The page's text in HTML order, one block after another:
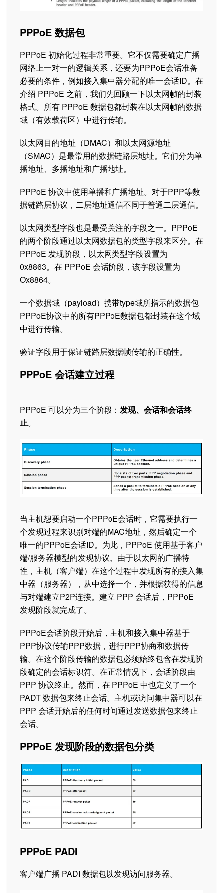
PPPoE 数据包
PPPoE 初始化过程非常重要。它不仅需要确定广播
网络上一对一的逻辑关系，还要为PPPoE会话准备
必要的条件，例如接入集中器分配的唯一会话ID。在
介绍 PPPoE 之前，我们先回顾一下以太网帧的封装
格式。所有 PPPoE 数据包都封装在以太网帧的数据
域（有效载荷区）中进行传输。
以太网目的地址（DMAC）和以太网源地址
（SMAC）是最常用的数据链路层地址。它们分为单
播地址、多播地址和广播地址。
PPPoE 协议中使用单播和广播地址。对于PPP等数
据链路层协议，二层地址通信不同于普通二层通信。
以太网类型字段也是最受关注的字段之一。PPPoE
的两个阶段通过以太网数据包的类型字段来区分。在
PPPoE 发现阶段，以太网类型字段设置为
0x8863。在 PPPoE 会话阶段，该字段设置为
Ox8864。
一个数据域（payload）携带type域所指示的数据包
PPPoE协议中的所有PPPoE数据包都封装在这个域
中进行传输。
验证字段用于保证链路层数据帧传输的正确性。
PPPoE 会话建立过程
PPPoE 可以分为三个阶段： 发现、会话和会话终
止。
当主机想要启动一个PPPoE会话时，它需要执行一
个发现过程来识别对端的MAC地址，然后确定一个
唯一的PPPoE会话ID。为此，PPPoE 使用基于客户
端/服务器模型的发现协议。由于以太网的广播特
性，主机（客户端）在这个过程中发现所有的接入集
中器（服务器），从中选择一个，并根据获得的信息
与对端建立P2P连接。建立 PPP 会话后，PPPoE
发现阶段就完成了。
PPPoE会话阶段开始后，主机和接入集中器基于
PPP协议传输PPP数据，进行PPP协商和数据传
输。在这个阶段传输的数据包必须始终包含在发现阶
段确定的会话标识符。在正常情况下，会话阶段由
PPP 协议终止。然而，在 PPPoE 中也定义了一个
PADT 数据包来终止会话。主机或访问集中器可以在
PPP 会话开始后的任何时间通过发送数据包来终止
会话。
PPPoE 发现阶段的数据包分类
PPPoE PADI
客户端广播 PADI 数据包以发现访问服务器。